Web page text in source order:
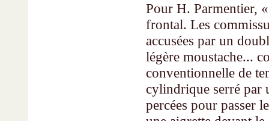
Pour H. Parmentier,
frontal. Les
accusées par un
légère moustache...
conventionnelle de
cylindrique serré par
percées pour passer